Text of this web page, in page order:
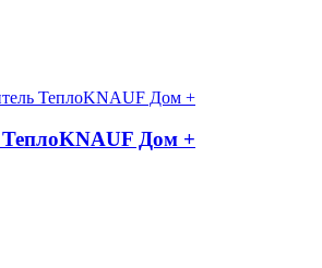
ТеплоKNAUF Дом +